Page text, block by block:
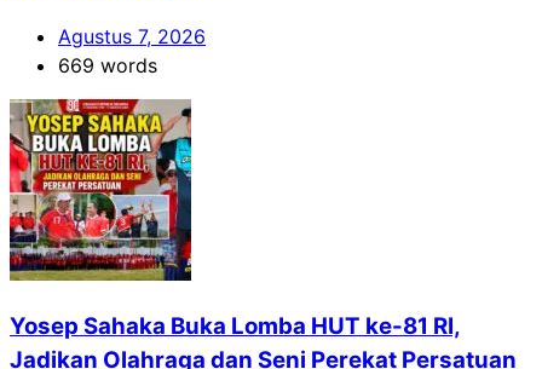
Agustus 7, 2026
669 words
Yosep Sahaka Buka Lomba HUT ke-81 RI,
Jadikan Olahraga dan Seni Perekat Persatuan